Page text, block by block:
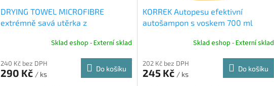
DRYING TOWEL MICROFIBRE
extrémně savá utěrka z
Sklad eshop - Externí sklad
240 Kč bez DPH
290 Kč / ks
Do košíku
KORREK Autopesu efektivní
autošampon s voskem 700 ml
Sklad eshop - Externí sklad
202 Kč bez DPH
245 Kč / ks
Do košíku